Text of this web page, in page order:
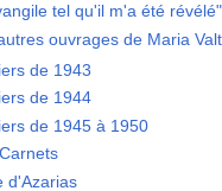
tel qu'il m'a été révélé"
ouvrages de Maria
de 1943
de 1944
de 1945 à 1950
d'Azarias